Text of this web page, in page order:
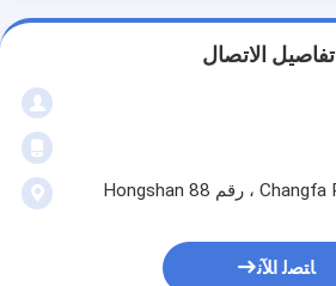
تفاصيل الاتصال
Rm419 مبنى 2 # Changfa Plaza ، رقم 88 Hongshan
ﺎﺘﺼﻟ ﺍﻶﻧ